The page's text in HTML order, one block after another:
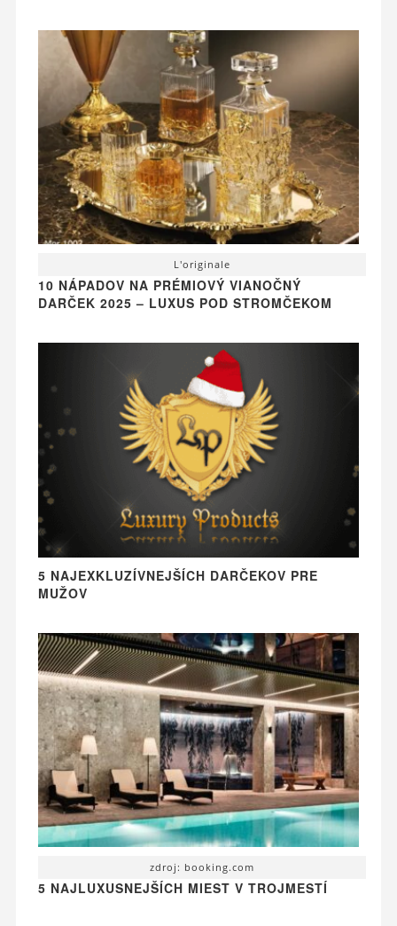
L'originale
10 NÁPADOV NA PRÉMIOVÝ VIANOČNÝ
DARČEK 2025 – LUXUS POD STROMČEKOM
5 NAJEXKLUZÍVNEJŠÍCH DARČEKOV PRE
MUŽOV
zdroj: booking.com
5 NAJLUXUSNEJŠÍCH MIEST V TROJMESTÍ